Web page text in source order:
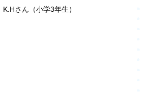
K.Hさん（小学3年生）